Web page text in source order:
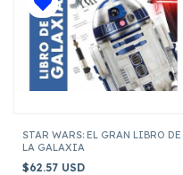
STAR WARS: EL GRAN LIBRO DE
LA GALAXIA
$62.57 USD